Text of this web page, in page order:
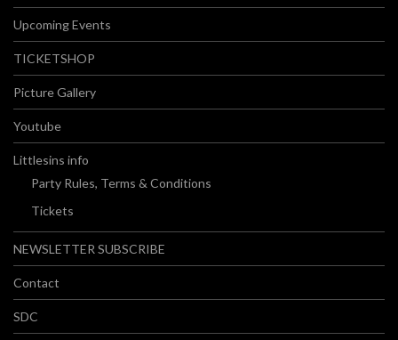
Upcoming Events
TICKETSHOP
Picture Gallery
Youtube
Littlesins info
Party Rules, Terms & Conditions
Tickets
NEWSLETTER SUBSCRIBE
Contact
SDC